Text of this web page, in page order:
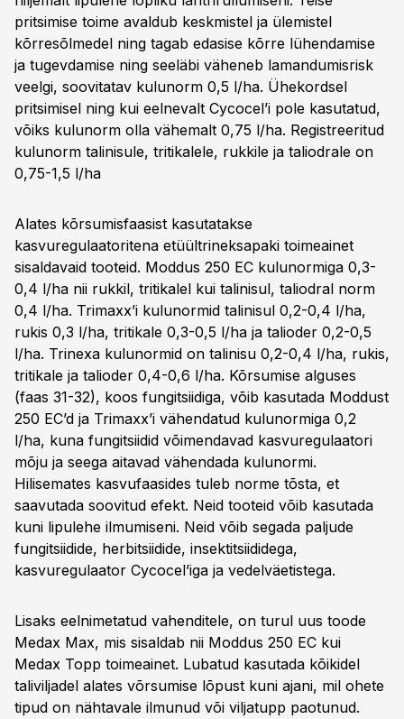
pritsimise toime avaldub keskmistel ja ülemistel
kõrresõlmedel ning tagab edasise kõrre lühendamise
ja tugevdamise ning seeläbi väheneb lamandumisrisk
veelgi, soovitatav kulunorm 0,5 l/ha. Ühekordsel
pritsimisel ning kui eelnevalt Cycocel’i pole kasutatud,
võiks kulunorm olla vähemalt 0,75 l/ha. Registreeritud
kulunorm talinisule, tritikalele, rukkile ja taliodrale on
0,75-1,5 l/ha
Alates kõrsumisfaasist kasutatakse
kasvuregulaatoritena etüültrineksapaki toimeainet
sisaldavaid tooteid. Moddus 250 EC kulunormiga 0,3-
0,4 l/ha nii rukkil, tritikalel kui talinisul, taliodral norm
0,4 l/ha. Trimaxx’i kulunormid talinisul 0,2-0,4 l/ha,
rukis 0,3 l/ha, tritikale 0,3-0,5 l/ha ja talioder 0,2-0,5
l/ha. Trinexa kulunormid on talinisu 0,2-0,4 l/ha, rukis,
tritikale ja talioder 0,4-0,6 l/ha. Kõrsumise alguses
(faas 31-32), koos fungitsiidiga, võib kasutada Moddust
250 EC’d ja Trimaxx’i vähendatud kulunormiga 0,2
l/ha, kuna fungitsiidid võimendavad kasvuregulaatori
mõju ja seega aitavad vähendada kulunormi.
Hilisemates kasvufaasides tuleb norme tõsta, et
saavutada soovitud efekt. Neid tooteid võib kasutada
kuni lipulehe ilmumiseni. Neid võib segada paljude
fungitsiidide, herbitsiidide, insektitsiididega,
kasvuregulaator Cycocel’iga ja vedelväetistega.
Lisaks eelnimetatud vahenditele, on turul uus toode
Medax Max, mis sisaldab nii Moddus 250 EC kui
Medax Topp toimeainet. Lubatud kasutada kõikidel
taliviljadel alates võrsumise lõpust kuni ajani, mil ohete
tipud on nähtavale ilmunud või viljatupp paotunud.